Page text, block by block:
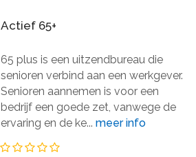
Actief 65+
65 plus is een uitzendbureau die
senioren verbind aan een werkgever.
Senioren aannemen is voor een
bedrijf een goede zet, vanwege de
ervaring en de ke...meer info